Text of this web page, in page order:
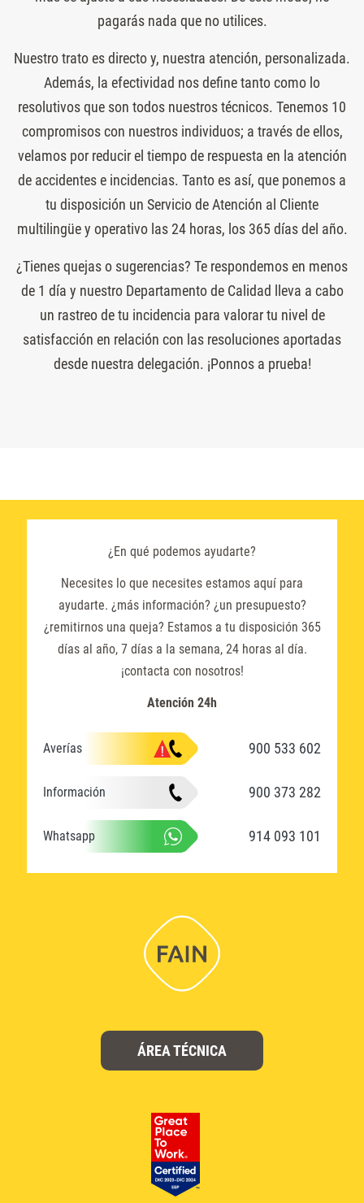
pagarás nada que no utilices.
Nuestro trato es directo y, nuestra atención, personalizada.
Además, la efectividad nos define tanto como lo
resolutivos que son todos nuestros técnicos. Tenemos 10
compromisos con nuestros individuos; a través de ellos,
velamos por reducir el tiempo de respuesta en la atención
de accidentes e incidencias. Tanto es así, que ponemos a
tu disposición un Servicio de Atención al Cliente
multilingüe y operativo las 24 horas, los 365 días del año.
¿Tienes quejas o sugerencias? Te respondemos en menos
de 1 día y nuestro Departamento de Calidad lleva a cabo
un rastreo de tu incidencia para valorar tu nivel de
satisfacción en relación con las resoluciones aportadas
desde nuestra delegación. ¡Ponnos a prueba!
¿En qué podemos ayudarte?
Necesites lo que necesites estamos aquí para
ayudarte. ¿más información? ¿un presupuesto?
¿remitirnos una queja? Estamos a tu disposición 365
días al año, 7 días a la semana, 24 horas al día.
¡contacta con nosotros!
Atención 24h
Averías 900 533 602
Información 900 373 282
Whatsapp 914 093 101
ÁREA TÉCNICA